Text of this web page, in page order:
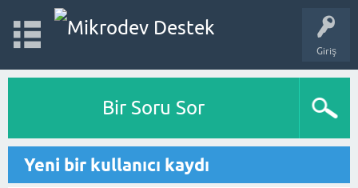
Giriş
Bir Soru Sor
Yeni bir kullanıcı kaydı